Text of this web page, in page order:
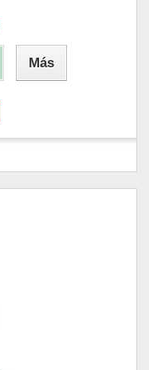
Más